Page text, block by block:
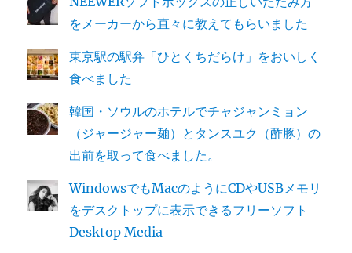
をメーカーから直々に教えてもらいました
東京駅の駅弁「ひとくちだらけ」をおいしく
食べました
韓国・ソウルのホテルでチャジャンミョン
（ジャージャー麺）とタンスユク（酢豚）の
出前を取って食べました。
WindowsでもMacのようにCDやUSBメモリ
をデスクトップに表示できるフリーソフト
Desktop Media